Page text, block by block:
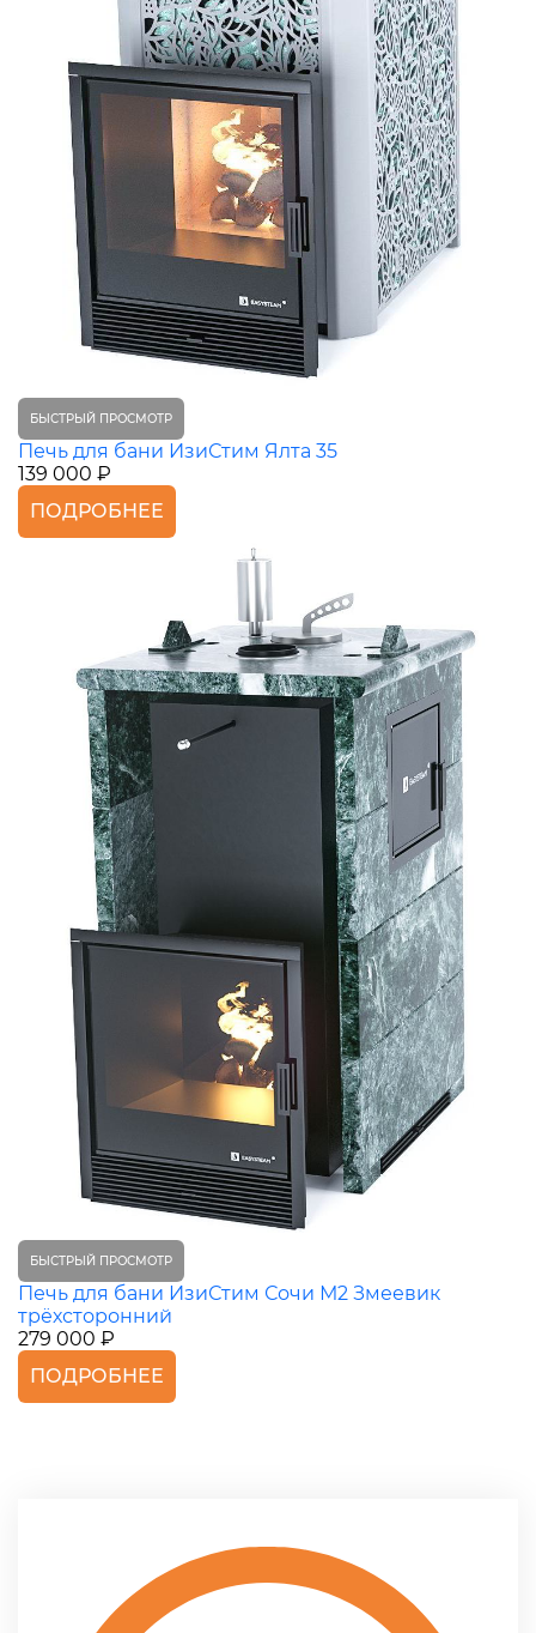
БЫСТРЫЙ ПРОСМОТР
Печь для бани ИзиСтим Ялта 35
139 000 ₽
ПОДРОБНЕЕ
БЫСТРЫЙ ПРОСМОТР
Печь для бани ИзиСтим Сочи М2 Змеевик
трёхсторонний
279 000 ₽
ПОДРОБНЕЕ